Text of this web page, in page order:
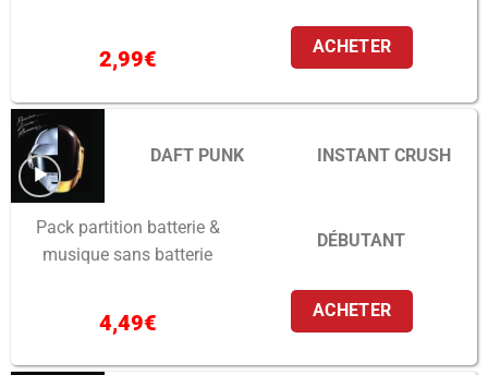
2,99€ ACHETER
DAFT PUNK INSTANT CRUSH
Pack partition batterie &
musique sans batterie
DÉBUTANT
4,49€ ACHETER